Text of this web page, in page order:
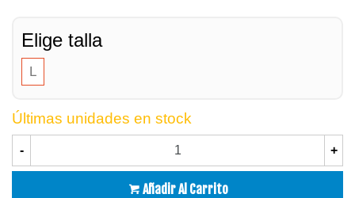
Elige talla
L
Últimas unidades en stock
- +
Añadir Al Carrito